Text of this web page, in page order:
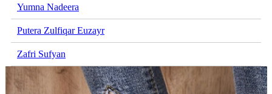
Yumna Nadeera
Putera Zulfiqar Euzayr
Zafri Sufyan